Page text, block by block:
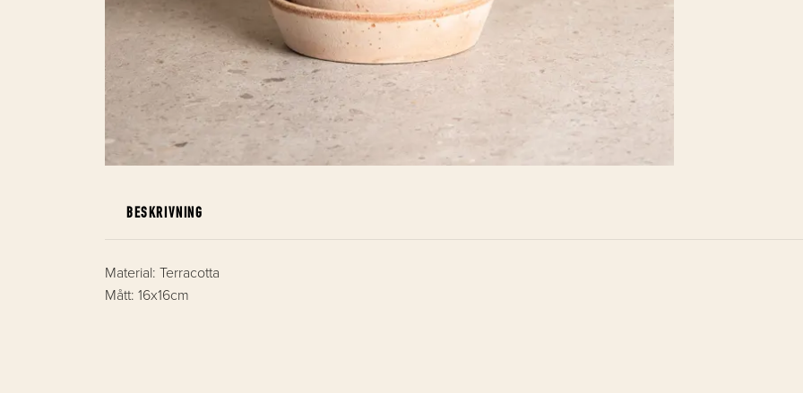
BESKRIVNING
Material: Terracotta
Mått: 16x16cm